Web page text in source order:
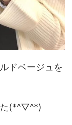
ドベージュを
た(*^▽^*)